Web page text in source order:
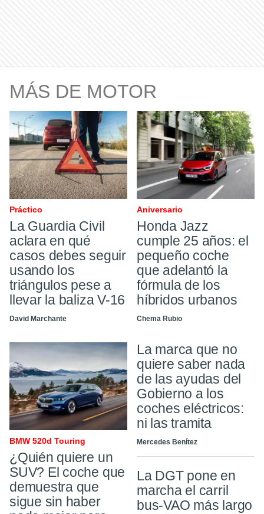
MÁS DE MOTOR
Práctico
La Guardia Civil
aclara en qué
casos debes seguir
usando los
triángulos pese a
llevar la baliza V-16
David Marchante
Aniversario
Honda Jazz
cumple 25 años: el
pequeño coche
que adelantó la
fórmula de los
híbridos urbanos
Chema Rubio
BMW 520d Touring
¿Quién quiere un
SUV? El coche que
demuestra que
sigue sin haber
La marca que no
quiere saber nada
de las ayudas del
Gobierno a los
coches eléctricos:
ni las tramita
Mercedes Benítez
La DGT pone en
marcha el carril
bus-VAO más largo